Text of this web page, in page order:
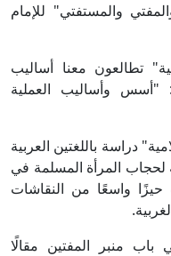
والمستفتي" للإمام
تطالعون معنا أساليب
وأساليب العملية
دراسة باللغتين العربية
المرأة المسلمة في
واسعًا من النقاشات
منبر المفتين مقالًا